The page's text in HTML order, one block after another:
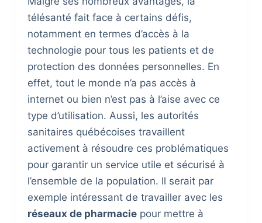
télésanté fait face à certains défis,
notamment en termes d’accès à la
technologie pour tous les patients et de
protection des données personnelles. En
effet, tout le monde n’a pas accès à
internet ou bien n’est pas à l’aise avec ce
type d’utilisation. Aussi, les autorités
sanitaires québécoises travaillent
activement à résoudre ces problématiques
pour garantir un service utile et sécurisé à
l’ensemble de la population. Il serait par
exemple intéressant de travailler avec les
réseaux de pharmaciepour mettre à